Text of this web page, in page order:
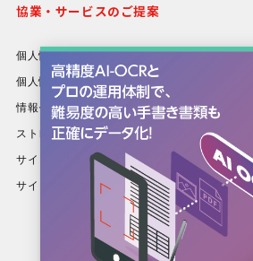
協業・サービスのご提案
個人情報保護方針
個人情報等の取り扱いについて
情報セキュリティ方針
ストレスチェック基本方針
サイトポリシー
サイトマップ